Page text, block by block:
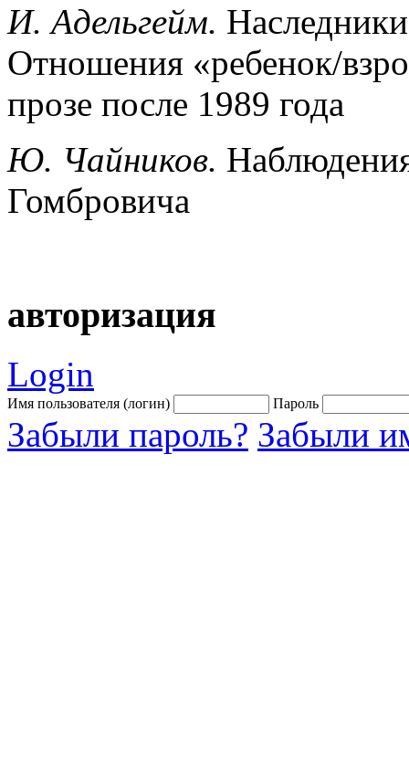
И. Адельгейм.
Отношения «ребенок/
прозе после 1989 года
Ю. Чайников.
Гомбровича
авторизация
Login
Имя пользователя (логин) Пароль
Забыли пароль? Забыли